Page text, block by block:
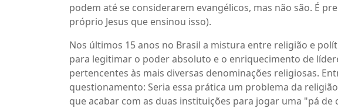
podem até se considerarem evangélicos, mas não são. É
próprio Jesus que ensinou isso).
Nos últimos 15 anos no Brasil a mistura entre religião e
para legitimar o poder absoluto e o enriquecimento de
pertencentes às mais diversas denominações religiosas.
questionamento: Seria essa prática um problema da
que acabar com as duas instituições para jogar uma "pá de